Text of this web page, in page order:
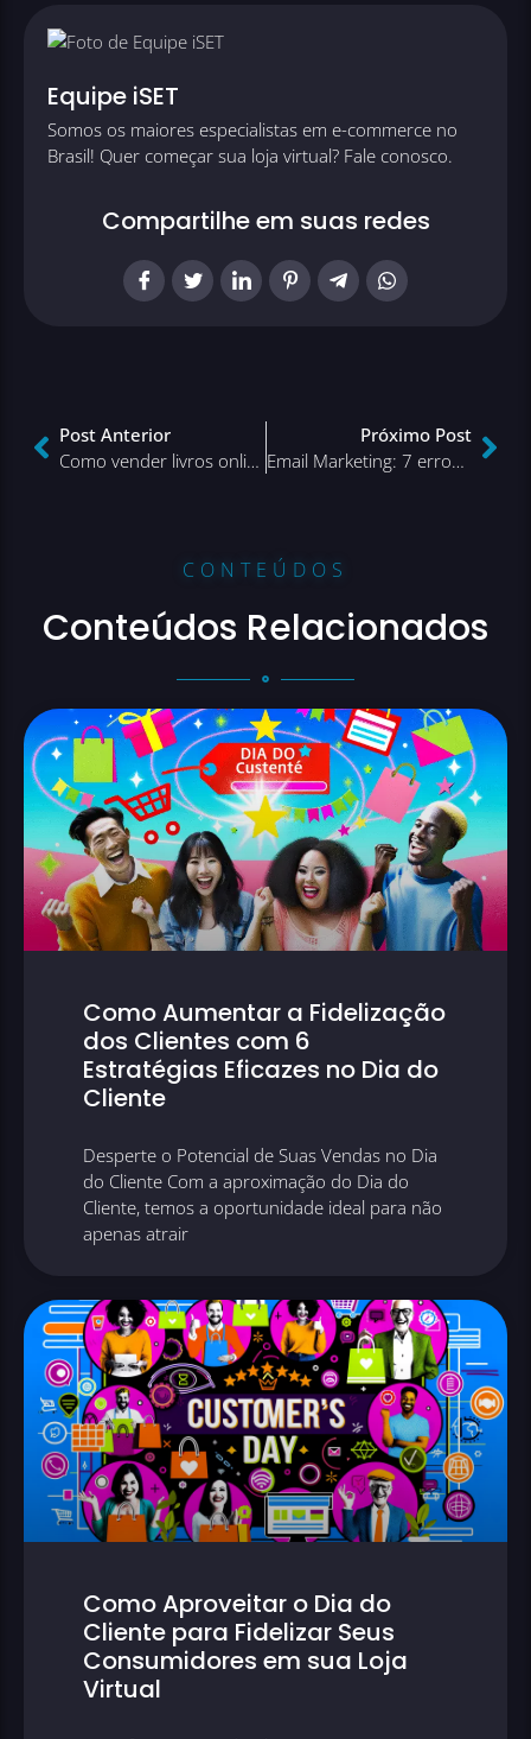
Equipe iSET
Somos os maiores especialistas em e-commerce no
Brasil! Quer começar sua loja virtual? Fale conosco.
Compartilhe em suas redes
Post Anterior
Como vender livros online
Próximo Post
Email Marketing: 7 erros para você corrigir hoje mesmo
CONTEÚDOS
Conteúdos Relacionados
Como Aumentar a Fidelização
dos Clientes com 6
Estratégias Eficazes no Dia do
Cliente
Desperte o Potencial de Suas Vendas no Dia
do Cliente Com a aproximação do Dia do
Cliente, temos a oportunidade ideal para não
apenas atrair
Como Aproveitar o Dia do
Cliente para Fidelizar Seus
Consumidores em sua Loja
Virtual